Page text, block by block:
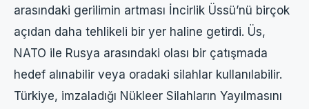
arasındaki gerilimin artması İncirlik Üssü’nü birçok
açıdan daha tehlikeli bir yer haline getirdi. Üs,
NATO ile Rusya arasındaki olası bir çatışmada
hedef alınabilir veya oradaki silahlar kullanılabilir.
Türkiye, imzaladığı Nükleer Silahların Yayılmasını